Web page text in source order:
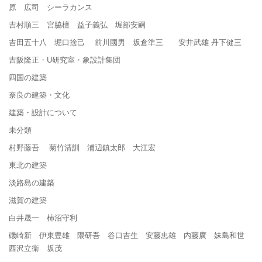
原 広司 シーラカンス
吉村順三 宮脇檀 益子義弘 堀部安嗣
吉田五十八 堀口捨己 前川國男 坂倉準三 安井武雄 丹下健三
吉阪隆正・U研究室・象設計集団
四国の建築
奈良の建築・文化
建築・設計について
未分類
村野藤吾 菊竹清訓 浦辺鎮太郎 大江宏
東北の建築
淡路島の建築
滋賀の建築
白井晟一 柿沼守利
磯崎新 伊東豊雄 隈研吾 谷口吉生 安藤忠雄 内藤廣 妹島和世
西沢立衛 坂茂